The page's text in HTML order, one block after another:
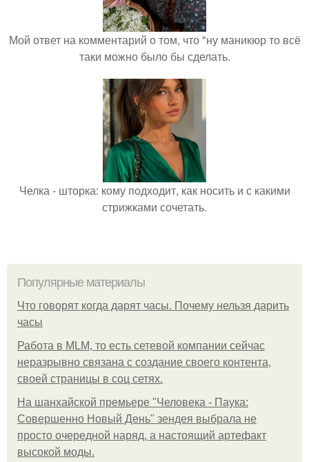
Мой ответ на комментарий о том, что "ну маникюр то всё
таки можно было бы сделать.
Челка - шторка: кому подходит, как носить и с какими
стрижками сочетать.
Популярные материалы
Что говорят когда дарят часы. Почему нельзя дарить
часы
Работа в MLM, то есть сетевой компании сейчас
неразрывно связана с создание своего контента,
своей страницы в соц сетях.
На шанхайской премьере "Человека - Паука:
Совершенно Новый День" зендея выбрала не
просто очередной наряд, а настоящий артефакт
высокой моды.